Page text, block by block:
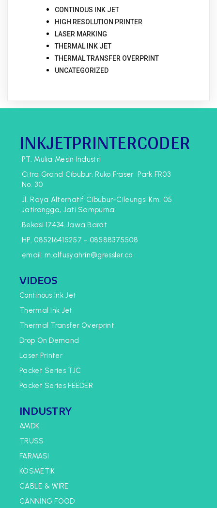
CONTINOUS INK JET
HIGH RESOLUTION PRINTER
LASER MARKING
THERMAL INK JET
THERMAL TRANSFER OVERPRINT
UNCATEGORIZED
INKJETPRINTERCODER
PT. Mulia Mesin Industri
Citra Grand Cibubur, Ruko Fraser Park FR03
No. 30
Jl. Raya Alternatif Cibubur-Cileungsi Km. 05
Jatirangga, Jati Sampurna
Bekasi 17434 Jawa Barat
HP. 085216415257 - 08588375508
email: m.alfusyahrin@gressler.co
VIDEOS
Continous Ink Jet
Thermal Ink Jet
Thermal Transfer Overprint
Drop On Demand
Laser Printer
Packet Series TJC
Packet Series FEEDER
INDUSTRY
AMDK
TRUSS
FARMASI
KOSMETIK
CABLE & WIRE
CANNING FOOD